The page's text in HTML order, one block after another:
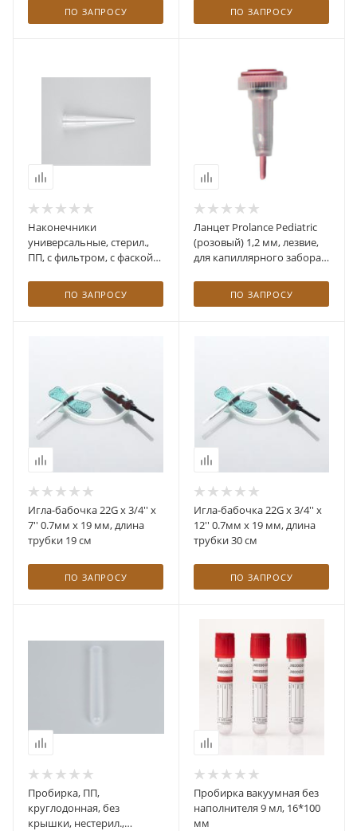
ПО ЗАПРОСУ ПО ЗАПРОСУ
Наконечники
универсальные, стерил.,
ПП, с фильтром, с фаской
ПО ЗАПРОСУ
Ланцет Prolance Pediatric
(розовый) 1,2 мм, лезвие,
для капиллярного забора
шт)
ПО ЗАПРОСУ
Игла-бабочка 22G x 3/4'' x
7'' 0.7мм х 19 мм, длина
трубки 19 см
ПО ЗАПРОСУ
Игла-бабочка 22G x 3/4'' x
12'' 0.7мм х 19 мм, длина
трубки 30 см
ПО ЗАПРОСУ
Пробирка, ПП,
круглодонная, без
крышки, нестерил.,
Пробирка вакуумная без
наполнителя 9 мл, 16*100
мм